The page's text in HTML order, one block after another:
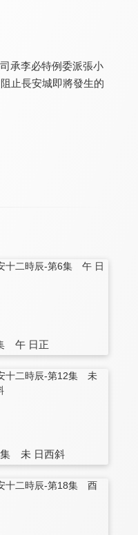
承李必特例委派張小
止長安城即將發生的
午 日正
集 未 日西斜